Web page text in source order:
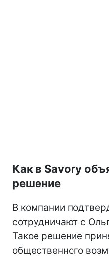
Как в Savory
решение
В компании
сотрудничают с
Такое решение
общественного